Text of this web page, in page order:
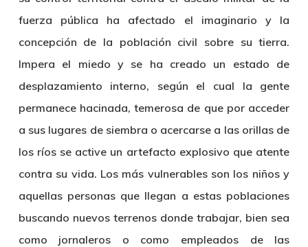
fuerza pública ha afectado el imaginario y la
concepción de la población civil sobre su tierra.
Impera el miedo y se ha creado un estado de
desplazamiento interno, según el cual la gente
permanece hacinada, temerosa de que por acceder
a sus lugares de siembra o acercarse a las orillas de
los ríos se active un artefacto explosivo que atente
contra su vida. Los más vulnerables son los niños y
aquellas personas que llegan a estas poblaciones
buscando nuevos terrenos donde trabajar, bien sea
como jornaleros o como empleados de las